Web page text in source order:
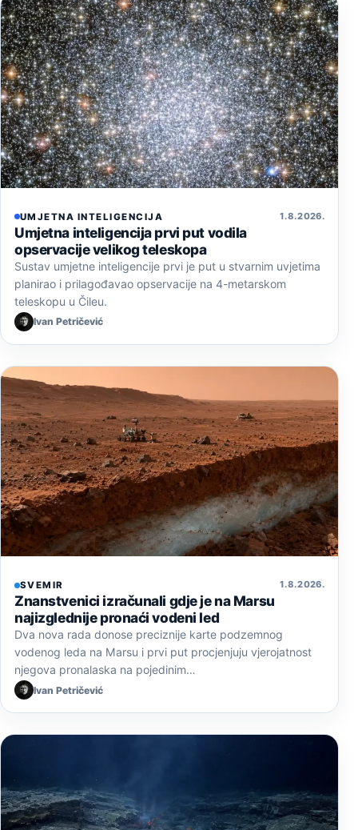
UMJETNA INTELIGENCIJA 1. 8. 2026.
Umjetna inteligencija prvi put vodila
opservacije velikog teleskopa
Sustav umjetne inteligencije prvi je put u stvarnim uvjetima
planirao i prilagođavao opservacije na 4-metarskom
teleskopu u Čileu.
Ivan Petričević
SVEMIR 1. 8. 2026.
Znanstvenici izračunali gdje je na Marsu
najizglednije pronaći vodeni led
Dva nova rada donose preciznije karte podzemnog
vodenog leda na Marsu i prvi put procjenjuju vjerojatnost
njegova pronalaska na pojedinim…
Ivan Petričević